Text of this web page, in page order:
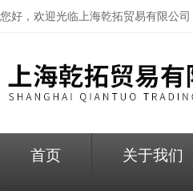
您好，欢迎光临上海乾拓贸易有限公司
首页 关于我们